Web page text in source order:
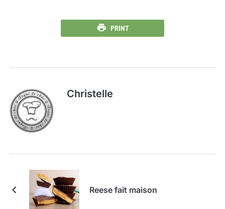
PRINT
Christelle
Reese fait maison